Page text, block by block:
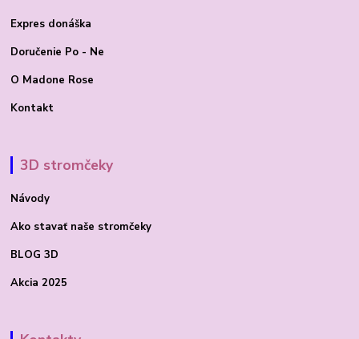
Expres donáška
Doručenie Po - Ne
O Madone Rose
Kontakt
3D stromčeky
Návody
Ako stavať naše stromčeky
BLOG 3D
Akcia 2025